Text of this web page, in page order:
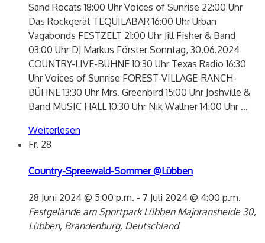
Sand Rocats 18:00 Uhr Voices of Sunrise 22:00 Uhr
Das Rockgerät TEQUILABAR 16:00 Uhr Urban
Vagabonds FESTZELT 21:00 Uhr Jill Fisher & Band
03:00 Uhr DJ Markus Förster Sonntag, 30.06.2024
COUNTRY-LIVE-BÜHNE 10:30 Uhr Texas Radio 16:30
Uhr Voices of Sunrise FOREST-VILLAGE-RANCH-
BÜHNE 13:30 Uhr Mrs. Greenbird 15:00 Uhr Joshville &
Band MUSIC HALL 10:30 Uhr Nik Wallner 14:00 Uhr…
Weiterlesen
Fr. 28
Country-Spreewald-Sommer @Lübben
28 Juni 2024 @ 5:00 p.m. - 7 Juli 2024 @ 4:00 p.m.
Festgelände am Sportpark Lübben Majoransheide 30,
Lübben, Brandenburg, Deutschland